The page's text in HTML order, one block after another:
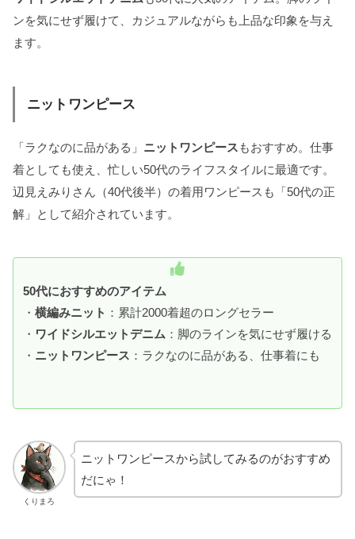
ンを気にせず履けて、カジュアルながらも上品な印象を与え
ます。
ニットワンピース
「ラクなのに品がある」 ニットワンピース もおすすめ。仕事
着としても使え、忙しい50代のライフスタイルに最適です。
辺見えみりさん（40代後半）の着用ワンピースも「50代の正
解」として紹介されています。
50代におすすめのアイテム
・ 横編みニット ：累計2000着超のロングセラー
・ ワイドシルエットデニム ：脚のラインを気にせず履ける
・ ニットワンピース ：ラクなのに品がある、仕事着にも
くりまろ
ニットワンピースから試してみるのがおすすめ
だにゃ！